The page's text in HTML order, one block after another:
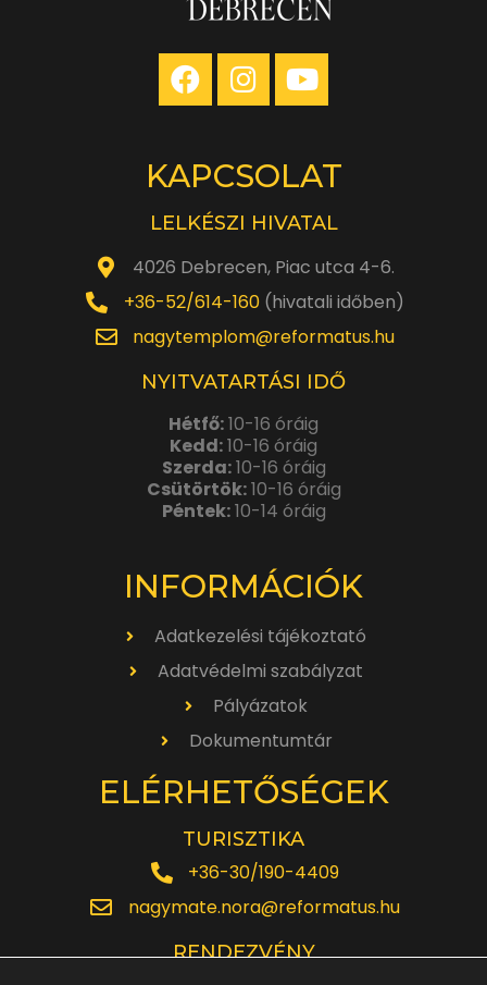
KAPCSOLAT
LELKÉSZI HIVATAL
4026 Debrecen, Piac utca 4-6.
+36-52/614-160(hivatali időben)
nagytemplom@reformatus.hu
NYITVATARTÁSI IDŐ
Hétfő:10-16 óráig
Kedd:10-16 óráig
Szerda:10-16 óráig
Csütörtök:10-16 óráig
Péntek:10-14 óráig
INFORMÁCIÓK
Adatkezelési tájékoztató
Adatvédelmi szabályzat
Pályázatok
Dokumentumtár
ELÉRHETŐSÉGEK
TURISZTIKA
+36-30/190-4409
nagymate.nora@reformatus.hu
RENDEZVÉNY